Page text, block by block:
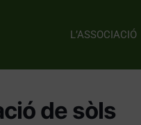
L’ASSOCIACIÓ
de sòls